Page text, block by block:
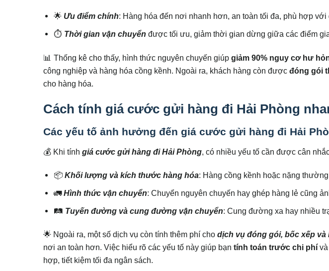
🌟 Ưu điểm chính: Hàng hóa đến nơi nhanh hơn, an toàn tối đa, phù hợp với
⏱ Thời gian vận chuyển được tối ưu, giảm thời gian dừng giữa các điểm
📊 Thống kê cho thấy, hình thức nguyên chuyến giúp giảm 90% nguy cơ hư
công nghiệp và hàng hóa cồng kềnh. Ngoài ra, khách hàng còn được đóng gói
cho hàng hóa.
Cách tính giá cước gửi hàng đi Hải Phòng
Các yếu tố ảnh hưởng đến giá cước gửi hàng đi Hải
💰 Khi tính giá cước gửi hàng đi Hải Phòng, có nhiều yếu tố cần được cân
📦Khối lượng và kích thước hàng hóa: Hàng cồng kềnh hoặc nặng
🚛Hình thức vận chuyển: Chuyển nguyên chuyến hay ghép hàng lẻ cũng
🛤 Tuyến đường và cung đường vận chuyển: Cung đường xa hay nhiều
🌟 Ngoài ra, một số dịch vụ còn tính thêm phí cho dịch vụ đóng gói, bốc xếp và
nơi an toàn hơn. Việc hiểu rõ các yếu tố này giúp bạn tính toán trước chi phívà
hợp, tiết kiệm tối đa ngân sách.